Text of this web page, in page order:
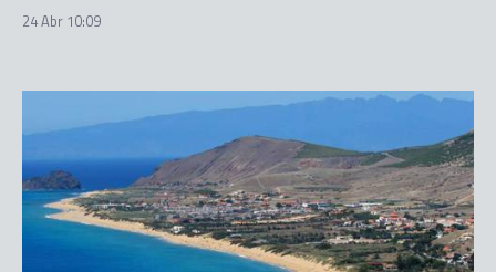
24 Abr 10:09